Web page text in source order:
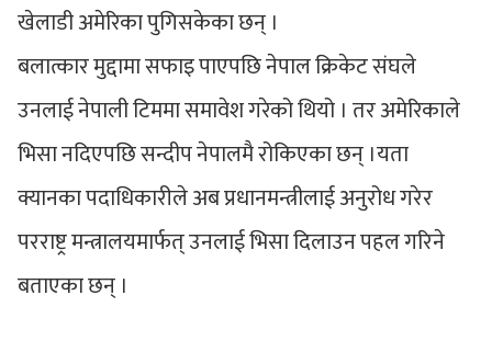
खेलाडी अमेरिका पुगिसकेका छन् ।
बलात्कार मुद्दामा सफाइ पाएपछि नेपाल क्रिकेट संघले
उनलाई नेपाली टिममा समावेश गरेको थियो । तर अमेरिकाले
भिसा नदिएपछि सन्दीप नेपालमै रोकिएका छन् ।यता
क्यानका पदाधिकारीले अब प्रधानमन्त्रीलाई अनुरोध गरेर
परराष्ट्र मन्त्रालयमार्फत् उनलाई भिसा दिलाउन पहल गरिने
बताएका छन् ।